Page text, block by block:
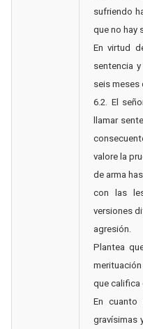
sufriendo
que no hay
En virtud
sentencia
seis meses
6.2. El
llamar
valore la
de arma
con las
versiones
agresión.
Plantea
que califica
En cuanto
gravísimas